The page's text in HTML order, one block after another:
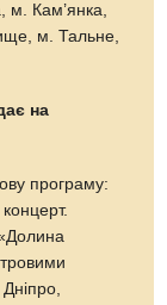
м. Кам’янка,
м. Тальне,
на
програму: